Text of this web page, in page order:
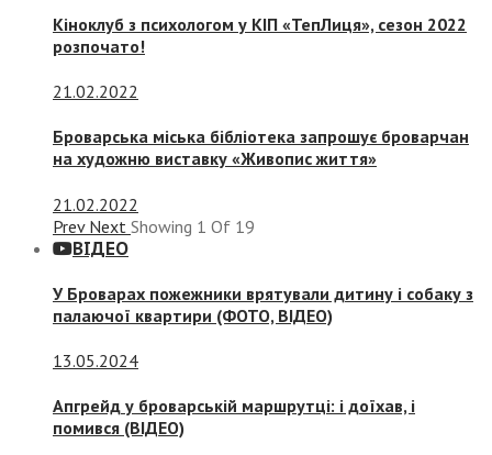
Кіноклуб з психологом у КІП «ТепЛиця», сезон 2022
розпочато!
21.02.2022
Броварська міська бібліотека запрошує броварчан
на художню виставку «Живопис життя»
21.02.2022
Prev Next Showing 1 Of 19
ВІДЕО
У Броварах пожежники врятували дитину і собаку з
палаючої квартири (ФОТО, ВІДЕО)
13.05.2024
Апгрейд у броварській маршрутці: і доїхав, і
помився (ВІДЕО)